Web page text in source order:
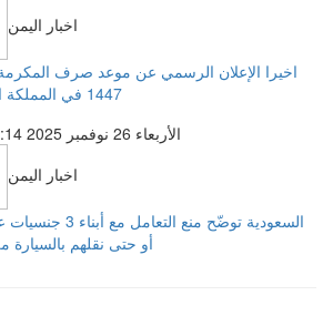
اخبار اليمن
اخيرا الإعلان الرسمي عن موعد صرف
1447 في المملكة العربية السعودية
الأربعاء 26 نوفمبر 2025 10:14 صباحاً
اخبار اليمن
السعودية توضّح منع
أو حتى نقلهم بالسيارة